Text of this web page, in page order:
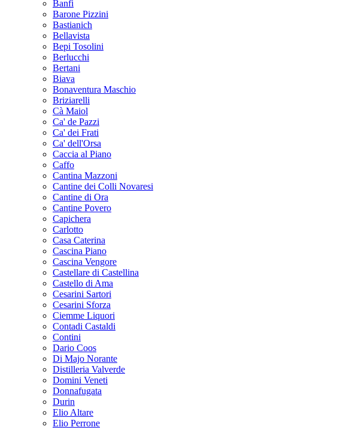
Banfi
Barone Pizzini
Bastianich
Bellavista
Bepi Tosolini
Berlucchi
Bertani
Biava
Bonaventura Maschio
Briziarelli
Cà Maiol
Ca' de Pazzi
Ca' dei Frati
Ca' dell'Orsa
Caccia al Piano
Caffo
Cantina Mazzoni
Cantine dei Colli Novaresi
Cantine di Ora
Cantine Povero
Capichera
Carlotto
Casa Caterina
Cascina Piano
Cascina Vengore
Castellare di Castellina
Castello di Ama
Cesarini Sartori
Cesarini Sforza
Ciemme Liquori
Contadi Castaldi
Contini
Dario Coos
Di Majo Norante
Distilleria Valverde
Domini Veneti
Donnafugata
Durin
Elio Altare
Elio Perrone